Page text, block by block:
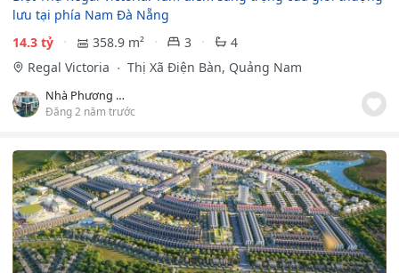
lưu tại phía Nam Đà Nẵng
14.3 tỷ
358.9 m² 3
4
Regal Victoria
Thị Xã Điện Bàn, Quảng Nam
Nhà Phương Regal
Đăng 2 năm trước